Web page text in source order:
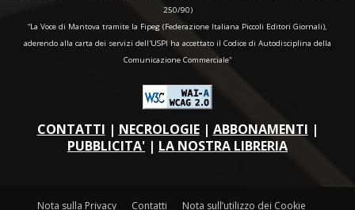
250/90)
“La Voce di Mantova tramite la Fipeg (Federazione Italiana Piccoli Editori Giornali),
aderendo alla carta dei servizi dell'USPI ha accettato il Codice di Autodisciplina della
Comunicazione Commerciale"
CONTATTI | NECROLOGIE| ABBONAMENTI |
PUBBLICITA' | LA NOSTRA LIBRERIA
Nota sulla Privacy Contatti Nota sull’utilizzo dei Cookie